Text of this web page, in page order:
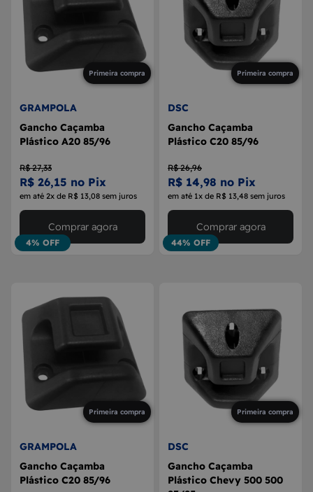
Primeira compra
GRAMPOLA
Gancho Caçamba
Plástico A20 85/96
R$ 27,33
R$ 26,15 no Pix
em até 2x de R$ 13,08 sem juros
4% OFF
Comprar agora
Primeira compra
DSC
Gancho Caçamba
Plástico C20 85/96
R$ 26,96
R$ 14,98 no Pix
em até 1x de R$ 13,48 sem juros
44% OFF
Comprar agora
Primeira compra
GRAMPOLA
Gancho Caçamba
Plástico C20 85/96
Primeira compra
DSC
Gancho Caçamba
Plástico Chevy 500 500